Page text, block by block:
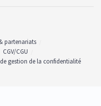
partenariats
CGV/CGU
gestion de la confidentialité